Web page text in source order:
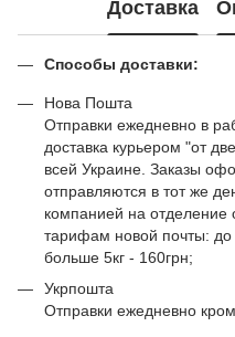
Доставка
Способы доставки:
Нова Пошта
Отправки ежедневно в
доставка курьером "от
всей Украине. Заказы
отправляются в тот же
компанией на
тарифам новой почты: до
больше 5кг - 160грн;
Укрпошта
Отправки ежедневно